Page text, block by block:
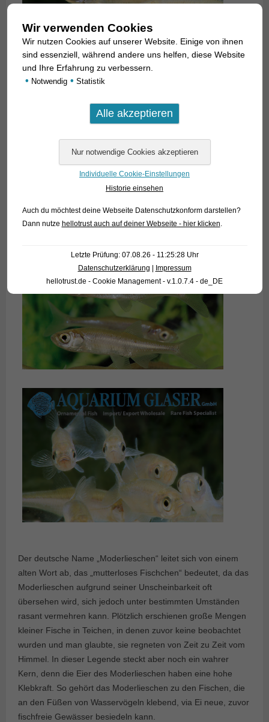
Der deutsche Name „Moderlieschen“ leitet sich von einem
alten Wort ab, das „mutterloses Fischchen“ bedeutet, da das
Moderlieschen aufgrund seiner Unscheinbarkeit oft
übersehen wird, sich jedoch unter bestimmten Umständen
rasant vermehren kann. Plötzlich erschienen große Mengen
kleiner Fische in Teichen, in denen zuvor keine beobachtet
wurden und man glaubte, sie regneten von Zeit zu Zeit vom
Himmel. In dieser Legende steckt aber noch ein wahrer
Kern, denn die Eier des Moderlieschen haben eine hohe
Klebkraft. So gehört das Moderlieschen zu den Fischen, die
an den Füßen von Wasservögeln klebend, via Ei neue, zuvor
fischfreie Gewässer besiedeln kann.
Wir verwenden Cookies
Wir nutzen Cookies auf unserer Website. Einige von ihnen
sind essenziell, während andere uns helfen, diese Website
und Ihre Erfahrung zu verbessern.
• Notwendig • Statistik
Individuelle Cookie-Einstellungen
Historie einsehen
Auch du möchtest deine Webseite Datenschutzkonform darstellen?
Dann nutze hellotrust auch auf deiner Webseite - hier klicken
Letzte Prüfung: 07.08.26 - 11:25:28 Uhr
Datenschutzerklärung | Impressum
hellotrust.de - Cookie Management - v.1.0.7.4 - de_DE